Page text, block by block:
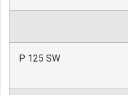
P 125 SW